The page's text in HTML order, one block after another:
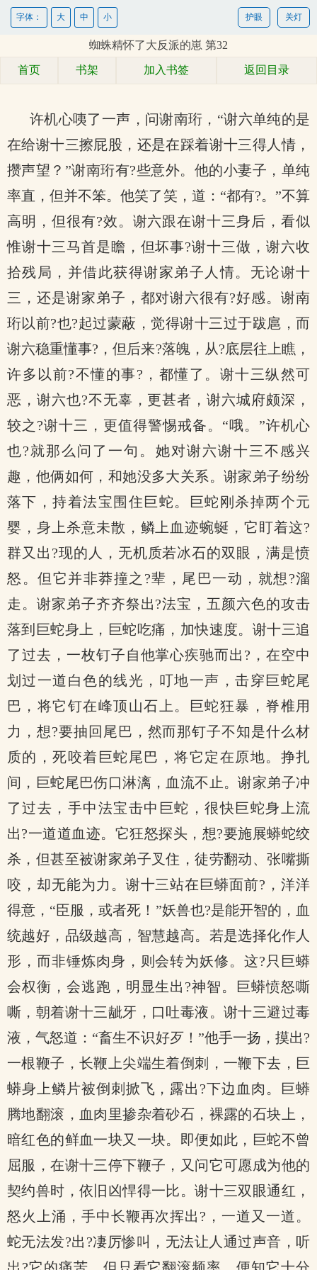
关灯
护眼
字体： 大 中 小
蜘蛛精怀了大反派的崽 第32
首页 书架 加入书签 返回目录
许机心咦了一声，问谢南珩，“谢六单纯的是
在给谢十三擦屁股，还是在踩着谢十三得人情，
攒声望？”谢南珩有?些意外。他的小妻子，单纯
率直，但并不笨。他笑了笑，道：“都有?。”不算
高明，但很有?效。谢六跟在谢十三身后，看似
惟谢十三马首是瞻，但坏事?谢十三做，谢六收
拾残局，并借此获得谢家弟子人情。无论谢十
三，还是谢家弟子，都对谢六很有?好感。谢南
珩以前?也?起过蒙蔽，觉得谢十三过于跋扈，而
谢六稳重懂事?，但后来?落魄，从?底层往上瞧，
许多以前?不懂的事?，都懂了。谢十三纵然可
恶，谢六也?不无辜，更甚者，谢六城府颇深，
较之?谢十三，更值得警惕戒备。“哦。”许机心
也?就那么问了一句。她对谢六谢十三不感兴
趣，他俩如何，和她没多大关系。谢家弟子纷纷
落下，持着法宝围住巨蛇。巨蛇刚杀掉两个元
婴，身上杀意未散，鳞上血迹蜿蜒，它盯着这?
群又出?现的人，无机质若冰石的双眼，满是愤
怒。但它并非莽撞之?辈，尾巴一动，就想?溜
走。谢家弟子齐齐祭出?法宝，五颜六色的攻击
落到巨蛇身上，巨蛇吃痛，加快速度。谢十三追
了过去，一枚钉子自他掌心疾驰而出?，在空中
划过一道白色的线光，叮地一声，击穿巨蛇尾
巴，将它钉在峰顶山石上。巨蛇狂暴，脊椎用
力，想?要抽回尾巴，然而那钉子不知是什么材
质的，死咬着巨蛇尾巴，将它定在原地。挣扎
间，巨蛇尾巴伤口淋漓，血流不止。谢家弟子冲
了过去，手中法宝击中巨蛇，很快巨蛇身上流
出?一道道血迹。它狂怒探头，想?要施展蟒蛇绞
杀，但甚至被谢家弟子叉住，徒劳翻动、张嘴撕
咬，却无能为力。谢十三站在巨蟒面前?，洋洋
得意，“臣服，或者死！”妖兽也?是能开智的，血
统越好，品级越高，智慧越高。若是选择化作人
形，而非锤炼肉身，则会转为妖修。这?只巨蟒
会权衡，会逃跑，明显生出?神智。巨蟒愤怒嘶
嘶，朝着谢十三龇牙，口吐毒液。谢十三避过毒
液，气怒道：“畜生不识好歹！”他手一扬，摸出?
一根鞭子，长鞭上尖端生着倒刺，一鞭下去，巨
蟒身上鳞片被倒刺掀飞，露出?下边血肉。巨蟒
腾地翻滚，血肉里掺杂着砂石，裸露的石块上，
暗红色的鲜血一块又一块。即便如此，巨蛇不曾
屈服，在谢十三停下鞭子，又问它可愿成为他的
契约兽时，依旧凶悍得一比。谢十三双眼通红，
怒火上涌，手中长鞭再次挥出?，一道又一道。
蛇无法发?出?凄厉惨叫，无法让人通过声音，听